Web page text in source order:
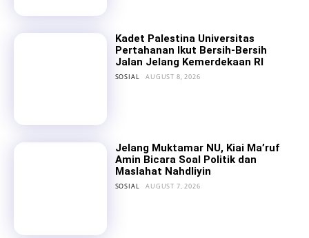
Kadet Palestina Universitas
Pertahanan Ikut Bersih-Bersih
Jalan Jelang Kemerdekaan RI
SOSIAL AUGUST 8, 2026
Jelang Muktamar NU, Kiai Ma’ruf
Amin Bicara Soal Politik dan
Maslahat Nahdliyin
SOSIAL AUGUST 7, 2026